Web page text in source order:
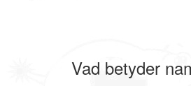
Vad betyder